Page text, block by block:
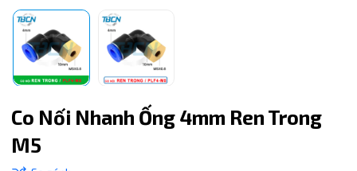
Co Nối Nhanh Ống 4mm Ren Trong
M5
Mã giảm giá:
Ngày hết hạn:
Điều kiện: